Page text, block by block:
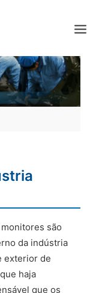
PORTUGUESE
são
da indústria
exterior de
haja
que os